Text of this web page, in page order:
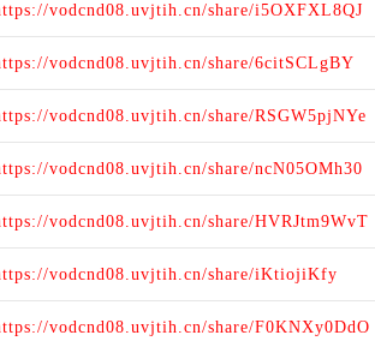
vodcnd08.uvjtih.cn/share/i5OXFXL8QJ
vodcnd08.uvjtih.cn/share/6citSCLgBY
vodcnd08.uvjtih.cn/share/RSGW5pjNYe
vodcnd08.uvjtih.cn/share/ncN05OMh30
vodcnd08.uvjtih.cn/share/HVRJtm9WvT
vodcnd08.uvjtih.cn/share/iKtiojiKfy
vodcnd08.uvjtih.cn/share/F0KNXy0DdO